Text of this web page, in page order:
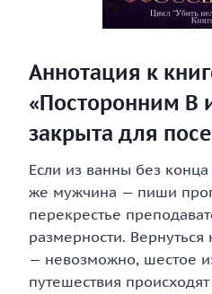
Аннотация к
«Посторонним В
закрыта для
Если из ванны без
же мужчина — пиши
перекрестье
размерности.
— невозможно, шестое
путешествия